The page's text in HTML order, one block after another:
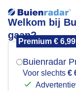
Welkom bij
gaan?
Premium €
Buienradar
Voor slechts €
In de schaduw
Mogen we